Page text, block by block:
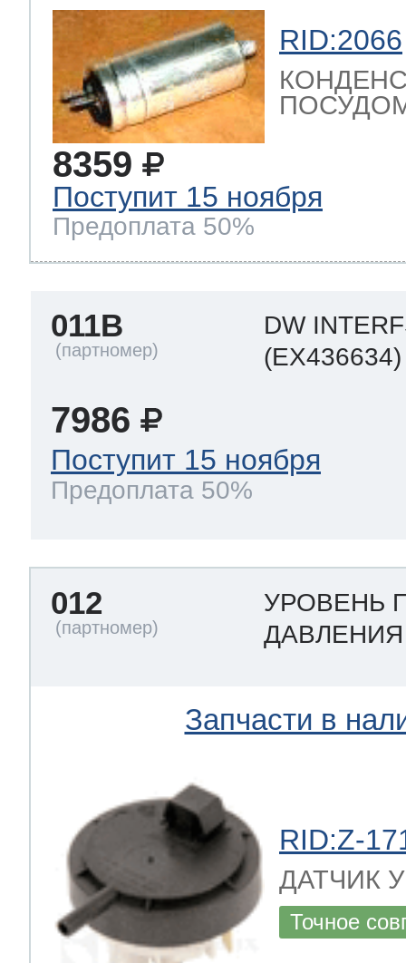
RID:2066
8359
Поступит 15 ноября
Предоплата 50%
011B
DW
(EX436634)
7986
Поступит 15 ноября
Предоплата 50%
012
УРОВЕНЬ
Запчасти в
RID:Z-
ДАТЧИК
Точное